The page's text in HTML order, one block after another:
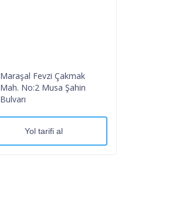
Maraşal Fevzi Çakmak
Mah. No:2 Musa Şahin
Bulvarı
Yol tarifi al